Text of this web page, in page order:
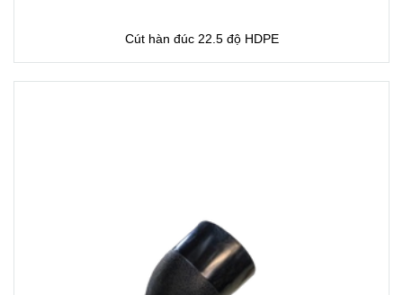
Cút hàn đúc 22.5 độ HDPE